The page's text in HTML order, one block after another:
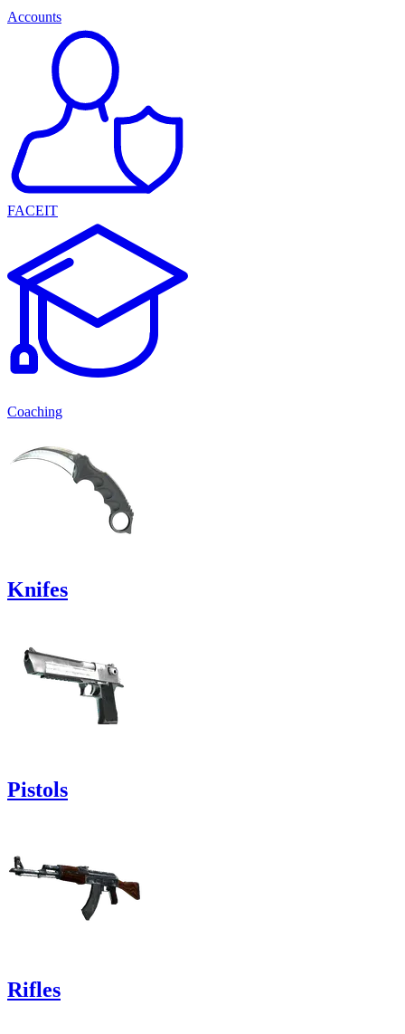
Accounts
FACEIT
Coaching
Knifes
Pistols
Rifles